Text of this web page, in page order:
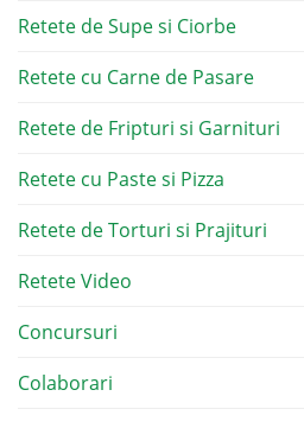
Retete de Supe si Ciorbe
Retete cu Carne de Pasare
Retete de Fripturi si Garnituri
Retete cu Paste si Pizza
Retete de Torturi si Prajituri
Retete Video
Concursuri
Colaborari